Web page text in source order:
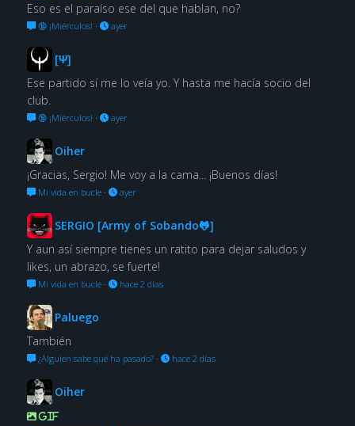
Eso es el paraíso ese del que hablan, no?
🔞 ¡Miérculos! · ayer
[Ψ]
Ese partido sí me lo veía yo. Y hasta me hacía socio del
club.
🔞 ¡Miérculos! · ayer
Oiher
¡Gracias, Sergio! Me voy a la cama... ¡Buenos días!
Mi vida en bucle· ayer
SERGIO [Army of Sobando🐸]
Y aun así siempre tienes un ratito para dejar saludos y
likes, un abrazo, se fuerte!
Mi vida en bucle· hace 2 días
Paluego
También
¿Alguien sabe qué ha pasado?· hace 2 días
Oiher
GIF